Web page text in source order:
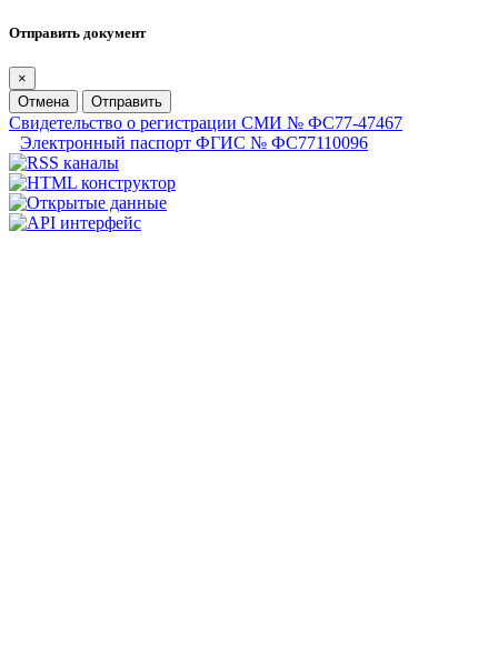
Отправить документ
×
Отмена
Отправить
Свидетельство о регистрации СМИ № ФС77-47467
Электронный паспорт ФГИС № ФС77110096